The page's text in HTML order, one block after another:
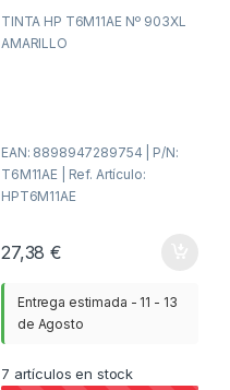
u
r
TINTA HP T6M11AE Nº 903XL
AMARILLO
EAN: 8898947289754 | P/N:
T6M11AE | Ref. Artículo:
HPT6M11AE
27,38€
Entrega estimada - 11 - 13
de Agosto
7 artículos en stock